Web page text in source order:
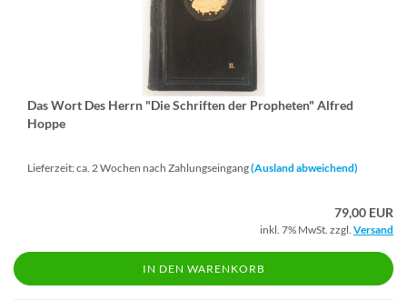
Das Wort Des Herrn "Die Schrif­ten der Pro­phe­ten" Al­fred
Hoppe
Lieferzeit: ca. 2 Wochen nach Zahlungseingang(Ausland abweichend)
79,00 EUR
inkl. 7% MwSt. zzgl. Versand
IN DEN WARENKORB